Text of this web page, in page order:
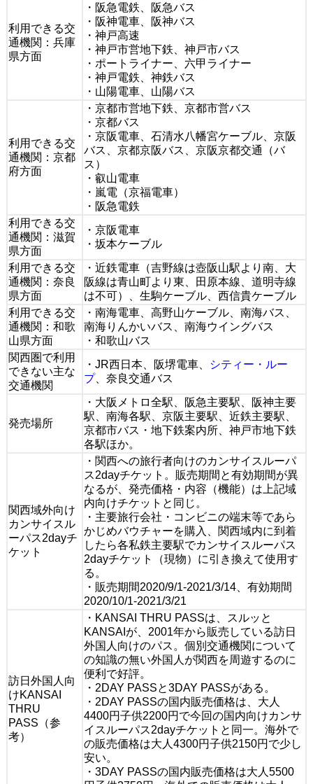
利用できる交
通機関：兵庫
県方面
・阪急電鉄、阪急バス
・阪神電車、阪神バス
・神戸高速
・神戸市営地下鉄、神戸市バス
・ポートライナー、六甲ライナー
・神戸電鉄、神鉄バス
・山陽電車、山陽バス
利用できる交
通機関：京都
府方面
・京都市営地下鉄、京都市営バス
・京都バス
・京阪電車、石清水八幡宮ケーブル、京阪
バス、京都京阪バス、京阪京都交通（バ
ス）
・叡山電車
・嵐電（京福電車）
・阪急電鉄
利用できる交
通機関：滋賀
県方面
・京阪電車
・坂本ケーブル
利用できる交
通機関：奈良
県方面
・近鉄電車（吉野線は壺阪山駅より南、大
阪線は青山町より東、田原本線、道明寺線
は不可）、生駒ケーブル、西信貴ケーブル
利用できる交
通機関：和歌
山県方面
・南海電車、高野山ケーブル、南海バス、
南海りんかいバス、南海ウイングバス
・和歌山バス
関西圏で利用
できない主な
交通機関
・JR西日本、阪堺電車、
シティー・ルー
プ、奈良交通バス
発売場所
・大阪メトロ全駅、阪急主要駅、阪神主要
駅、南海各駅、京阪主要駅、近鉄主要駅、
京都市バス・地下鉄案内所、神戸市地下鉄
各駅ほか。
関西域外向け
カンサイスル
ーパス2dayチ
ケット
・関西への旅行者向けのカンサイスルーパ
ス2dayチケット。販売期間と有効期間が異
なるが、発売価格・内容（機能）は上記域
内向けチケットと同じ。
・主要旅行会社・コンビニの端末等であら
かじめバウチャーを購入、関西域内に到着
したら各私鉄主要駅でカンサイスルーパス
2dayチケット（現物）に引き換えて使用す
る。
・販売期間2020/9/1-2021/3/14、有効期間
2020/10/1-2021/3/21
訪日外国人向
けKANSAI
THRU
PASS（参
考）
・KANSAI THRU PASSは、スルッと
KANSAIが、2001年から販売している訪日
外国人向けのパス。個別交通機関について
の知識の無い外国人が関西を周遊するのに
便利で好評。
・2DAY PASSと3DAY PASSがある。
・2DAY PASSの国内販売価格は、大人
4400円子供2200円で今回の国内向けカンサ
イスルーパス2dayチケットと同一。海外で
の販売価格は大人4300円子供2150円で少し
安い。
・3DAY PASSの国内販売価格は大人5500